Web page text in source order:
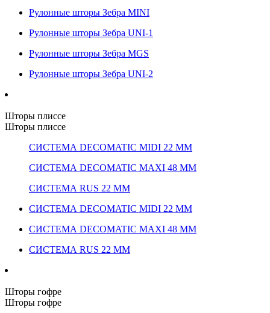
Рулонные шторы Зебра MINI
Рулонные шторы Зебра UNI-1
Рулонные шторы Зебра MGS
Рулонные шторы Зебра UNI-2
Шторы плиссе
Шторы плиссе
СИСТЕМА DECOMATIC MIDI 22 ММ
СИСТЕМА DECOMATIC MAXI 48 ММ
СИСТЕМА RUS 22 ММ
СИСТЕМА DECOMATIC MIDI 22 ММ
СИСТЕМА DECOMATIC MAXI 48 ММ
СИСТЕМА RUS 22 ММ
Шторы гофре
Шторы гофре